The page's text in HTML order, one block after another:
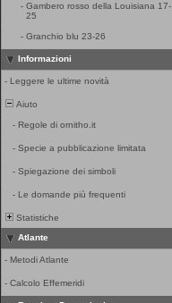
- Gambero rosso della Louisiana 17-
25
- Granchio blu 23-26
Informazioni
- Leggere le ultime novità
Aiuto
- Regole di ornitho.it
- Specie a pubblicazione limitata
- Spiegazione dei simboli
- Le domande più frequenti
Statistiche
Atlante
- Metodi Atlante
- Calcolo Effemeridi